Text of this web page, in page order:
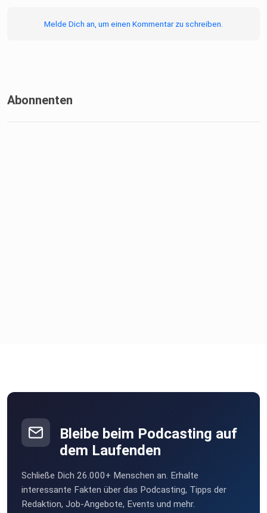
Melde Dich an, um einen Kommentar zu schreiben.
Abonnenten
Bleibe beim Podcasting auf
dem Laufenden
Schließe Dich 26.000+ Menschen an. Erhalte
interessante Fakten über das Podcasting, Tipps der
Redaktion, Job-Angebote, Events und mehr.